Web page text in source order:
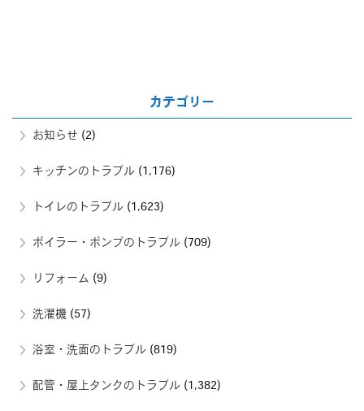
カテゴリー
お知らせ (2)
キッチンのトラブル (1,176)
トイレのトラブル (1,623)
ボイラー・ポンプのトラブル (709)
リフォーム (9)
洗濯機 (57)
浴室・洗面のトラブル (819)
配管・屋上タンクのトラブル (1,382)